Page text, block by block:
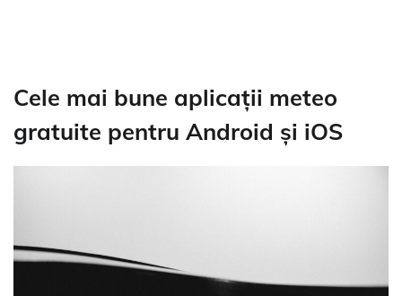
Cele mai bune aplicații meteo
gratuite pentru Android și iOS